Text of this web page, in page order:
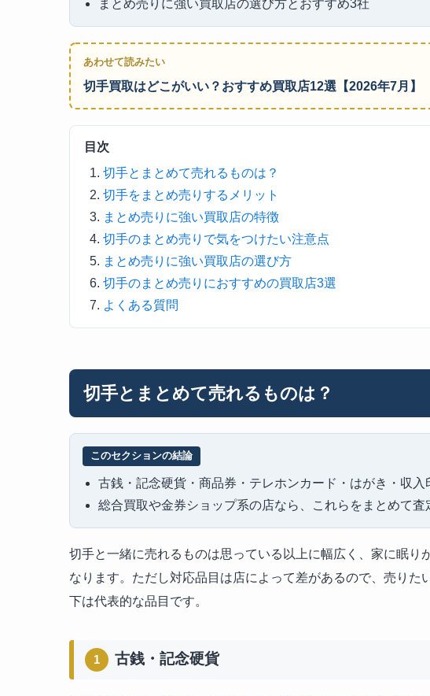
まとめ売りに強い買取店の選び方とおすすめ3社
あわせて読みたい
切手買取はどこがいい？おすすめ買取店12選【2026年7月】
目次
切手とまとめて売れるものは？
切手をまとめ売りするメリット
まとめ売りに強い買取店の特徴
切手のまとめ売りで気をつけたい注意点
まとめ売りに強い買取店の選び方
切手のまとめ売りにおすすめの買取店3選
よくある質問
切手とまとめて売れるものは？
このセクションの結論
古銭・記念硬貨・商品券・テレホンカード・はがき・収
総合買取や金券ショップ系の店なら、これらをまとめて査
切手と一緒に売れるものは思っている以上に幅広く、家に眠り
なります。ただし対応品目は店によって差があるので、売りた
下は代表的な品目です。
1 古銭・記念硬貨